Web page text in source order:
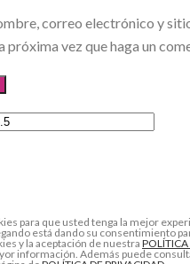
correo electrónico y
próxima vez que haga un
para que usted tenga la mejor
está dando su consentimiento
y la aceptación de nuestra POLÍTICA
información. Además puede